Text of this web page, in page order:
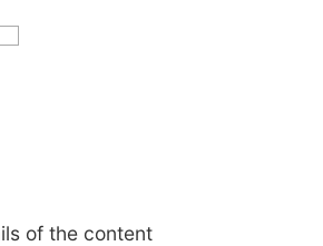
of the content